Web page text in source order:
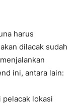
harus
dilacak sudah
ini, antara lain:
lokasi